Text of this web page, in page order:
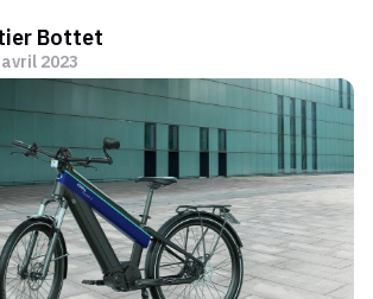
Bottet
avril 2023